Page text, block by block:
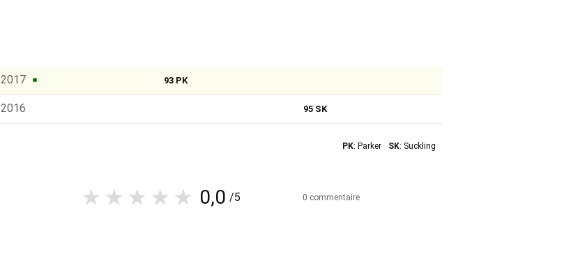
2017 93 PK
2016 95 SK
PK: Parker SK: Suckling
0,0 /5 0 commentaire